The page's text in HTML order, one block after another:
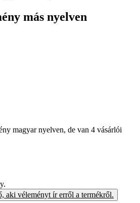
más nyelven
magyar nyelven, de van 4 vásárlói
aki véleményt ír erről a termékről.